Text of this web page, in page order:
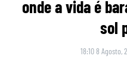
onde a vida é
sol
18:10 8 Agosto,